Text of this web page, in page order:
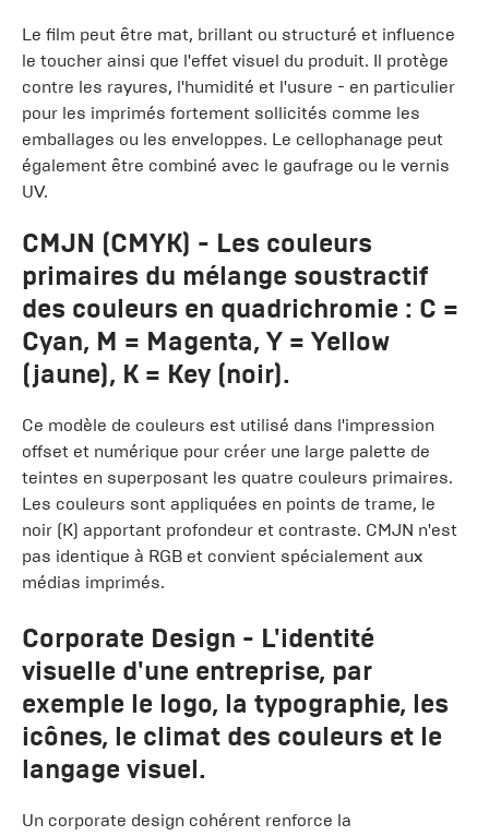
Le film peut être mat, brillant ou structuré et influence
le toucher ainsi que l'effet visuel du produit. Il protège
contre les rayures, l'humidité et l'usure - en particulier
pour les imprimés fortement sollicités comme les
emballages ou les enveloppes. Le cellophanage peut
également être combiné avec le gaufrage ou le vernis
UV.
CMJN (CMYK) - Les couleurs
primaires du mélange soustractif
des couleurs en quadrichromie : C =
Cyan, M = Magenta, Y = Yellow
(jaune), K = Key (noir).
Ce modèle de couleurs est utilisé dans l'impression
offset et numérique pour créer une large palette de
teintes en superposant les quatre couleurs primaires.
Les couleurs sont appliquées en points de trame, le
noir (K) apportant profondeur et contraste. CMJN n'est
pas identique à RGB et convient spécialement aux
médias imprimés.
Corporate Design - L'identité
visuelle d'une entreprise, par
exemple le logo, la typographie, les
icônes, le climat des couleurs et le
langage visuel.
Un corporate design cohérent renforce la